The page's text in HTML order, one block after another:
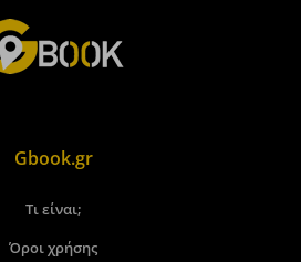
Gbook.gr
Τι είναι;
Όροι χρήσης